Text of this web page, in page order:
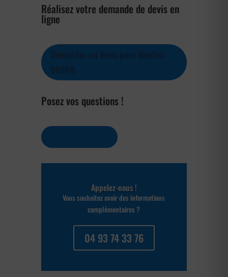
Réalisez votre demande de devis en
ligne
Posez vos questions !
Appelez-nous !
Vous souhaitez avoir des informations
complémentaires ?
04 93 74 33 76